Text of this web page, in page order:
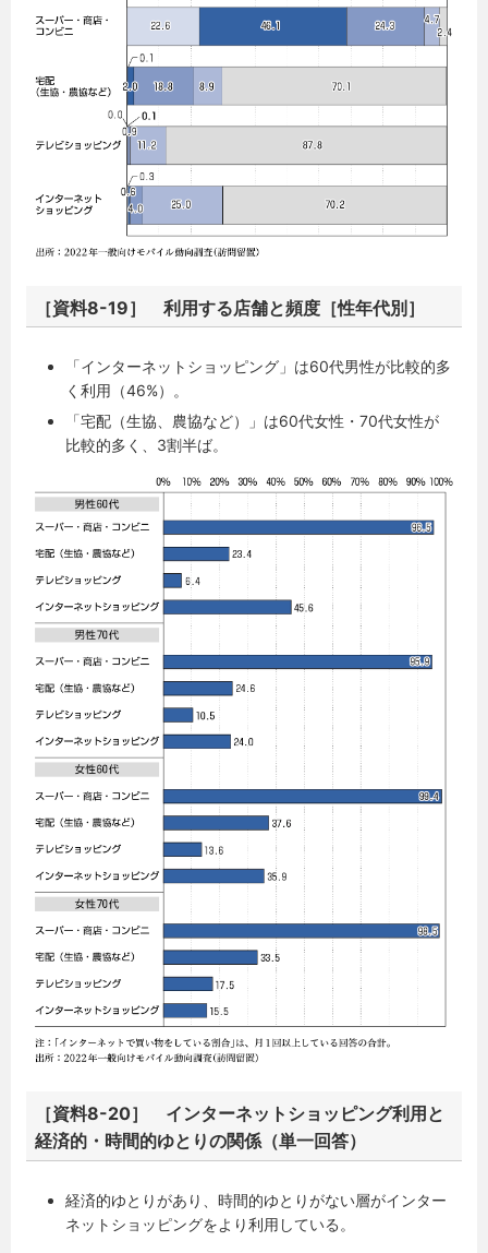
［資料8-19］ 利用する店舗と頻度［性年代別］
「インターネットショッピング」は60代男性が比較的多
く利用（46%）。
「宅配（生協、農協など）」は60代女性・70代女性が
比較的多く、3割半ば。
［資料8-20］ インターネットショッピング利用と
経済的・時間的ゆとりの関係（単一回答）
経済的ゆとりがあり、時間的ゆとりがない層がインター
ネットショッピングをより利用している。